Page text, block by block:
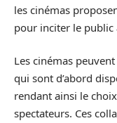
les cinémas
pour inciter le public
Les cinémas
qui sont d’abord
rendant ainsi le
spectateurs. Ces